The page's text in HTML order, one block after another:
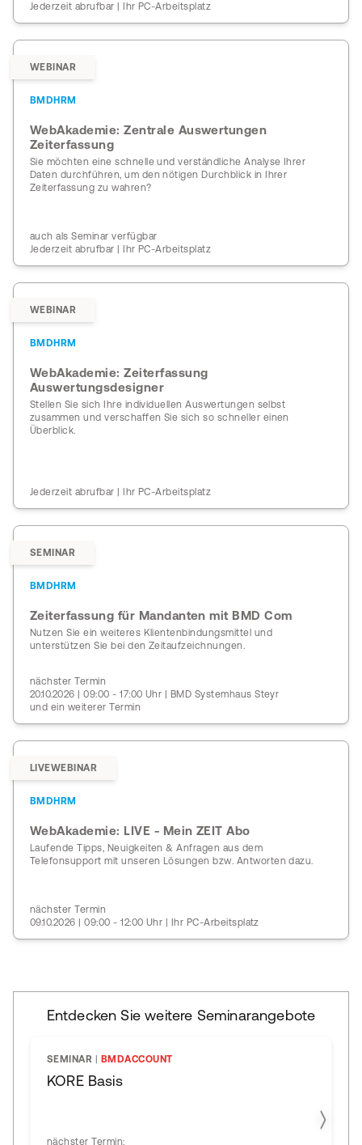
Jederzeit abrufbar | Ihr PC-Arbeitsplatz
WEBINAR
BMDHRM
WebAkademie: Zentrale Auswertungen
Zeiterfassung
Sie möchten eine schnelle und verständliche Analyse Ihrer
Daten durchführen, um den nötigen Durchblick in Ihrer
Zeiterfassung zu wahren?
auch als Seminar verfügbar
Jederzeit abrufbar | Ihr PC-Arbeitsplatz
WEBINAR
BMDHRM
WebAkademie: Zeiterfassung
Auswertungsdesigner
Stellen Sie sich Ihre individuellen Auswertungen selbst
zusammen und verschaffen Sie sich so schneller einen
Überblick.
Jederzeit abrufbar | Ihr PC-Arbeitsplatz
SEMINAR
BMDHRM
Zeiterfassung für Mandanten mit BMD Com
Nutzen Sie ein weiteres Klientenbindungsmittel und
unterstützen Sie bei den Zeitaufzeichnungen.
nächster Termin
20.10.2026 | 09:00 - 17:00 Uhr | BMD Systemhaus Steyr
und ein weiterer Termin
LIVEWEBINAR
BMDHRM
WebAkademie: LIVE - Mein ZEIT Abo
Laufende Tipps, Neuigkeiten & Anfragen aus dem
Telefonsupport mit unseren Lösungen bzw. Antworten dazu.
nächster Termin
09.10.2026 | 09:00 - 12:00 Uhr | Ihr PC-Arbeitsplatz
Entdecken Sie weitere Seminarangebote
SEMINAR BMDACCOUNT
KORE Basis
nächster Termin: